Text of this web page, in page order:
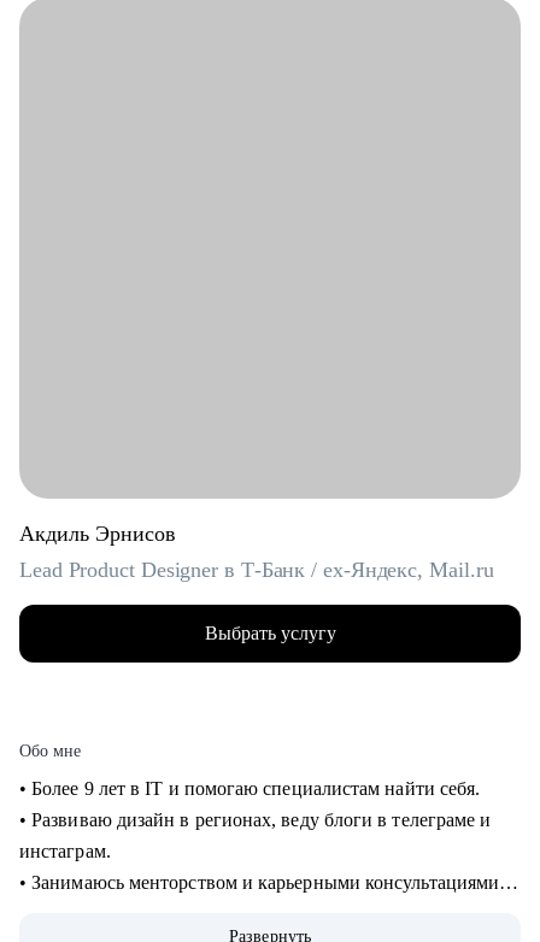
Акдиль Эрнисов
Lead Product Designer в Т-Банк / ex-Яндекс, Mail.ru
Выбрать услугу
Обо мне
• Более 9 лет в IT и помогаю специалистам найти себя.
• Развиваю дизайн в регионах, веду блоги в телеграме и
инстаграм.
• Занимаюсь менторством и карьерными консультациями с
Развернуть